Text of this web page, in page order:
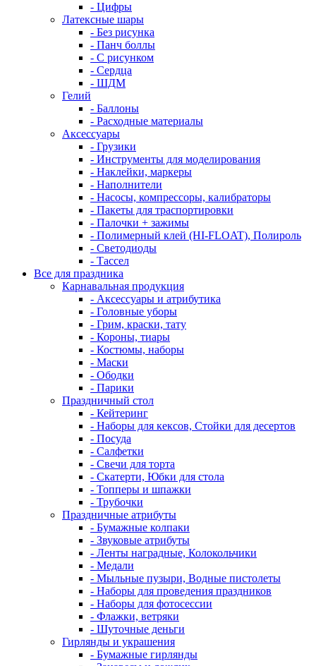
- Цифры
Латексные шары
- Без рисунка
- Панч боллы
- С рисунком
- Сердца
- ШДМ
Гелий
- Баллоны
- Расходные материалы
Аксессуары
- Грузики
- Инструменты для моделирования
- Наклейки, маркеры
- Наполнители
- Насосы, компрессоры, калибраторы
- Пакеты для траспортировки
- Палочки + зажимы
- Полимерный клей (HI-FLOAT), Полироль
- Светодиоды
- Тассел
Все для праздника
Карнавальная продукция
- Аксессуары и атрибутика
- Головные уборы
- Грим, краски, тату
- Короны, тиары
- Костюмы, наборы
- Маски
- Ободки
- Парики
Праздничный стол
- Кейтеринг
- Наборы для кексов, Стойки для десертов
- Посуда
- Салфетки
- Свечи для торта
- Скатерти, Юбки для стола
- Топперы и шпажки
- Трубочки
Праздничные атрибуты
- Бумажные колпаки
- Звуковые атрибуты
- Ленты наградные, Колокольчики
- Медали
- Мыльные пузыри, Водные пистолеты
- Наборы для проведения праздников
- Наборы для фотосессии
- Флажки, ветряки
- Шуточные деньги
Гирлянды и украшения
- Бумажные гирлянды